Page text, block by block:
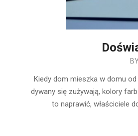
Kiedy dom mieszka w domu
dywany się zużywają, kolory
to naprawić, właściciele